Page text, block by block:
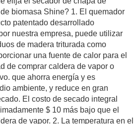
biomasa Shine? 1. El quemador
patentado desarrollado
nuestra empresa, puede utilizar
de madera triturada como
una fuente de calor para el
de comprar caldera de vapor o
que ahorra energía y es
ambiente, y reduce en gran
El costo de secado integral
$ 10 más bajo que el
de vapor. 2. La temperatura en el